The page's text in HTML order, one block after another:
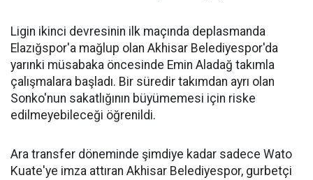
Ligin ikinci devresinin ilk maçında deplasmanda
Elazığspor'a mağlup olan Akhisar Belediyespor'da
yarınki müsabaka öncesinde Emin Aladağ takımla
çalışmalara başladı. Bir süredir takımdan ayrı olan
Sonko'nun sakatlığının büyümemesi için riske
edilmeyebileceği öğrenildi.
Ara transfer döneminde şimdiye kadar sadece Wato
Kuate'ye imza attıran Akhisar Belediyespor, gurbetçi